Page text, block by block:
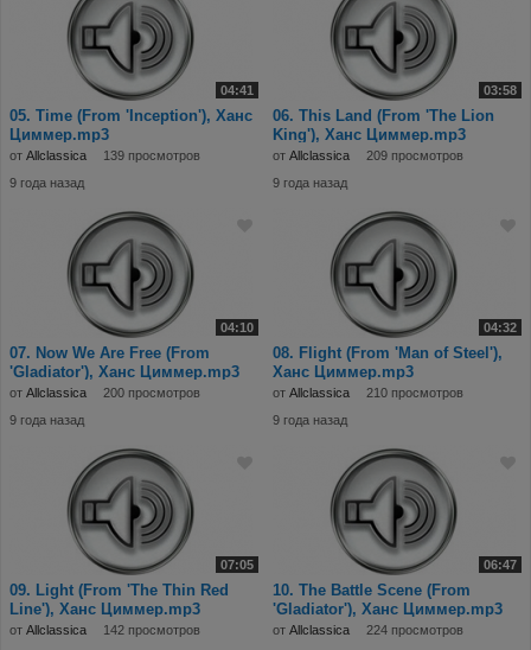
04:41
05. Time (From 'Inception'), Ханс
Циммер.mp3
от Allclassica
139 просмотров
9 года назад
03:58
06. This Land (From 'The Lion
King'), Ханс Циммер.mp3
от Allclassica
209 просмотров
9 года назад
04:10
07. Now We Are Free (From
'Gladiator'), Ханс Циммер.mp3
от Allclassica
200 просмотров
9 года назад
04:32
08. Flight (From 'Man of Steel'),
Ханс Циммер.mp3
от Allclassica
210 просмотров
9 года назад
07:05
09. Light (From 'The Thin Red
Line'), Ханс Циммер.mp3
от Allclassica
142 просмотров
06:47
10. The Battle Scene (From
'Gladiator'), Ханс Циммер.mp3
от Allclassica
224 просмотров